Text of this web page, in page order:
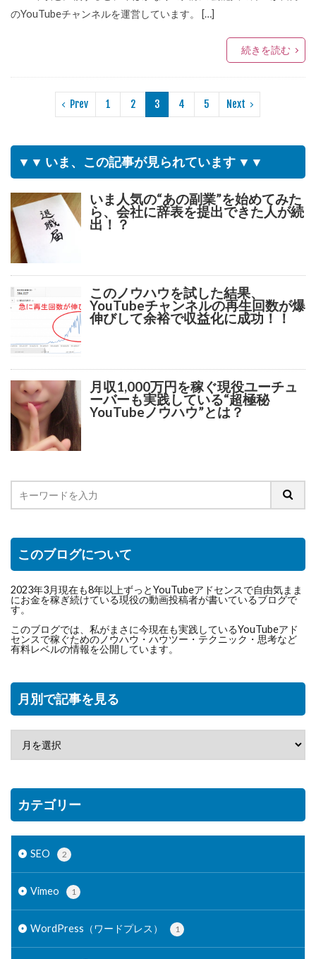
のYouTubeチャンネルを運営しています。 […]
続きを読む
Prev 1 2 3 4 5 Next
▼▼ いま、この記事が見られています ▼▼
いま人気の“あの副業”を始めてみた
ら、会社に辞表を提出できた人が続
出！？
このノウハウを試した結果、
YouTubeチャンネルの再生回数が爆
伸びして余裕で収益化に成功！！
月収1,000万円を稼ぐ現役ユーチュ
ーバーも実践している“超極秘
YouTubeノウハウ”とは？
このブログについて
2023年3月現在も8年以上ずっとYouTubeアドセンスで自由気まま
にお金を稼ぎ続けている現役の動画投稿者が書いているブログで
す。
このブログでは、私がまさに今現在も実践しているYouTubeアド
センスで稼ぐためのノウハウ・ハウツー・テクニック・思考など
有料レベルの情報を公開しています。
月別で記事を見る
カテゴリー
SEO 2
Vimeo 1
WordPress（ワードプレス） 1